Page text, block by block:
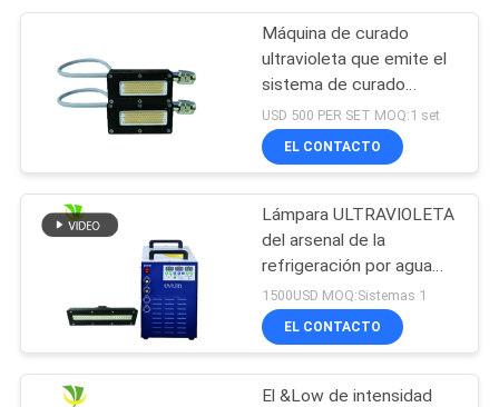
Máquina de curado
ultravioleta que emite el
sistema de curado
llevado ultravioleta del
poder más elevado de la
longitud de onda 395nm
milímetro
USD 500 PER SET MOQ:1 set
EL CONTACTO
Lámpara ULTRAVIOLETA
del arsenal de la
refrigeración por agua
180*15m m 15W/CM2
395nm LED
1500USD MOQ:Sistemas 1
EL CONTACTO
El &Low de intensidad